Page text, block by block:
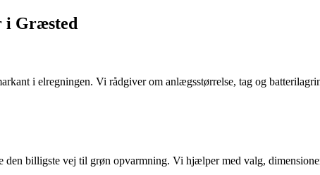
i Græsted
i elregningen. Vi rådgiver om anlægsstørrelse, tag og
den billigste vej til grøn opvarmning. Vi hjælper med valg,